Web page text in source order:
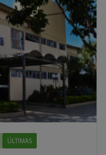
ÚLTIMAS